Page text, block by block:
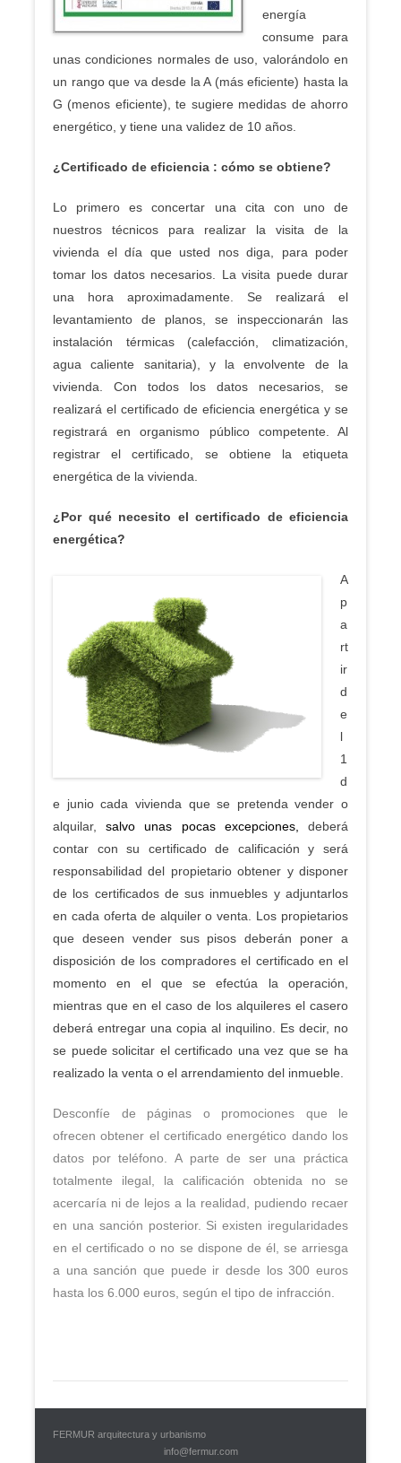
energía
consume para
unas condiciones normales de uso, valorándolo en
un rango que va desde la A (más eficiente) hasta la
G (menos eficiente), te sugiere medidas de ahorro
energético, y tiene una validez de 10 años.
¿Certificado de eficiencia : cómo se obtiene?
Lo primero es concertar una cita con uno de
nuestros técnicos para realizar la visita de la
vivienda el día que usted nos diga, para poder
tomar los datos necesarios. La visita puede durar
una hora aproximadamente. Se realizará el
levantamiento de planos, se inspeccionarán las
instalación térmicas (calefacción, climatización,
agua caliente sanitaria), y la envolvente de la
vivienda. Con todos los datos necesarios, se
realizará el certificado de eficiencia energética y se
registrará en organismo público competente. Al
registrar el certificado, se obtiene la etiqueta
energética de la vivienda.
¿Por qué necesito el certificado de eficiencia
energética?
A
p
a
rt
ir
d
e
l
1
d
e junio cada vivienda que se pretenda vender o
alquilar,salvo unas pocas excepciones,deberá
contar con su certificado de calificación y será
responsabilidad del propietario obtener y disponer
de los certificados de sus inmuebles y adjuntarlos
en cada oferta de alquiler o venta. Los propietarios
que deseen vender sus pisos deberán poner a
disposición de los compradores el certificado en el
momento en el que se efectúa la operación,
mientras que en el caso de los alquileres el casero
deberá entregar una copia al inquilino. Es decir, no
se puede solicitar el certificado una vez que se ha
realizado la venta o el arrendamiento del inmueble.
Desconfíe de páginas o promociones que le
ofrecen obtener el certificado energético dando los
datos por teléfono. A parte de ser una práctica
totalmente ilegal, la calificación obtenida no se
acercaría ni de lejos a la realidad, pudiendo recaer
en una sanción posterior. Si existen iregularidades
en el certificado o no se dispone de él, se arriesga
a una sanción que puede ir desde los 300 euros
hasta los 6.000 euros, según el tipo de infracción.
FERMUR arquitectura y urbanismo
info@fermur.com